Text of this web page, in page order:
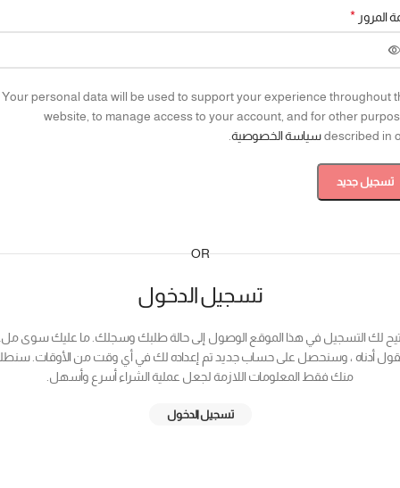
المرور *
Your personal data will be used to support your experience throughout
website, to manage access to your account, and for other
described inسياسة الخصوصية
تسجيل جديد
OR
تسجيل الدخول
لك التسجيل في هذا الموقع الوصول إلى حالة طلبك وسجلك. ما عليك سوى
أدناه ، وسنحصل على حساب جديد تم إعداده لك في أي وقت من الأوقات.
منك فقط المعلومات اللازمة لجعل عملية الشراء أسرع وأسهل.
تسجيل الدخول